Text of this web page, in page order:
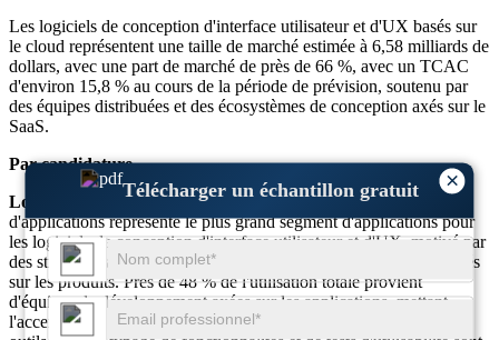
×
Télécharger un échantillon gratuit
Les logiciels de conception d'interface utilisateur et d'UX basés sur
le cloud représentent une taille de marché estimée à 6,58 milliards de
dollars, avec une part de marché de près de 66 %, avec un TCAC
d'environ 15,8 % au cours de la période de prévision, soutenu par
des équipes distribuées et des écosystèmes de conception axés sur le
SaaS.
Par candidature
Logiciels et applications :Le développement de logiciels et
d'applications représente le plus grand segment d'applications pour
les logiciels de conception d'interface utilisateur et d'UX, motivé par
des stratégies axées sur le mobile et des modèles de croissance axés
sur les produits. Près de 48 % de l'utilisation totale provient
d'équipes de développement axées sur les applications, mettant
l'accent sur la convivialité, les performances et la rétention. Les